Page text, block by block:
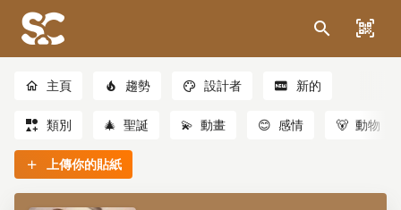
主頁 趨勢 設計者 新的
類別 🎄 聖誕 💫 動畫 😊 感情 🐻 動物
上傳你的貼紙